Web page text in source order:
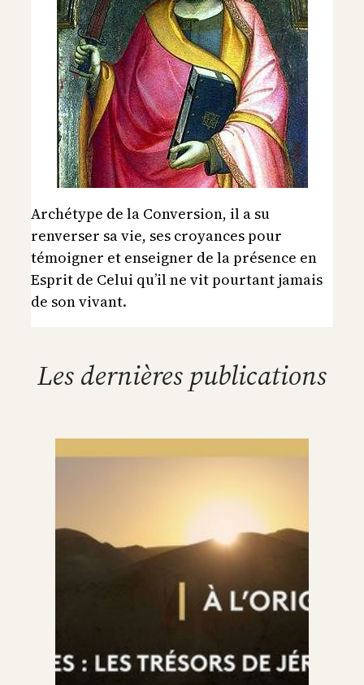
Archétype de la Conversion, il a su
renverser sa vie, ses croyances pour
témoigner et enseigner de la présence en
Esprit de Celui qu’il ne vit pourtant jamais
de son vivant.
Les dernières publications